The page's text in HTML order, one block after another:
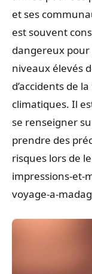
et ses
est souvent
dangereux pour
niveaux élevés
d’accidents de
climatiques. Il
se renseigner
prendre des
risques lors de
impressions-et-
voyage-a-